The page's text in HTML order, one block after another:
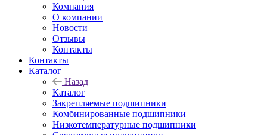
Компания
О компании
Новости
Отзывы
Контакты
Контакты
Каталог
Назад
Каталог
Закрепляемые подшипники
Комбинированные подшипники
Низкотемпературные подшипники